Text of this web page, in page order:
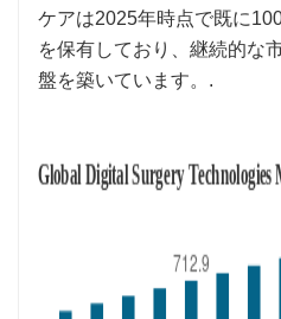
ケアは2025年時点で既に
を保有しており、継続的な
盤を築いています。.